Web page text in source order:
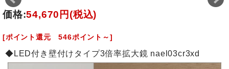
価格:54,670円 (税込)
[ポイント還元 546ポイント～]
◆LED付き壁付けタイプ3倍率拡大鏡 nael03cr3xd